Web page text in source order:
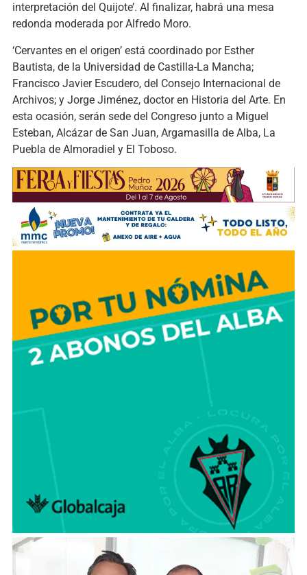
interpretación del Quijote’. Al finalizar, habrá una mesa
redonda moderada por Alfredo Moro.
‘Cervantes en el origen’ está coordinado por Esther
Bautista, de la Universidad de Castilla-La Mancha;
Francisco Javier Escudero, del Consejo Internacional de
Archivos; y Jorge Jiménez, doctor en Historia del Arte. En
esta ocasión, serán sede del Congreso junto a Miguel
Esteban, Alcázar de San Juan, Argamasilla de Alba, La
Puebla de Almoradiel y El Toboso.